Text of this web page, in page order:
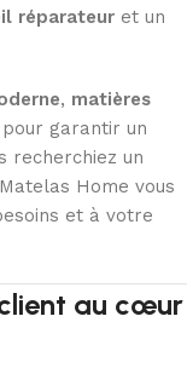
réparateur et un
, matières
pour garantir un
recherchiez un
Home vous
et à votre
au cœur